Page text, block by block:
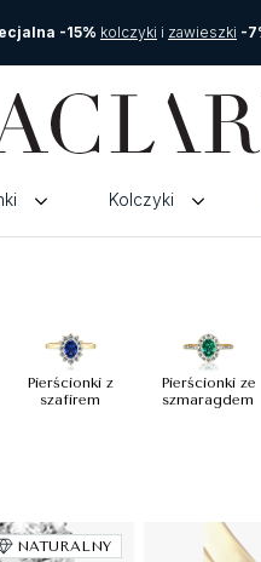
-15% kolczyki i zawieszki -
Kolczyki
Pierścionki z
szafirem
Pierścionki ze
szmaragdem
NATURALNY